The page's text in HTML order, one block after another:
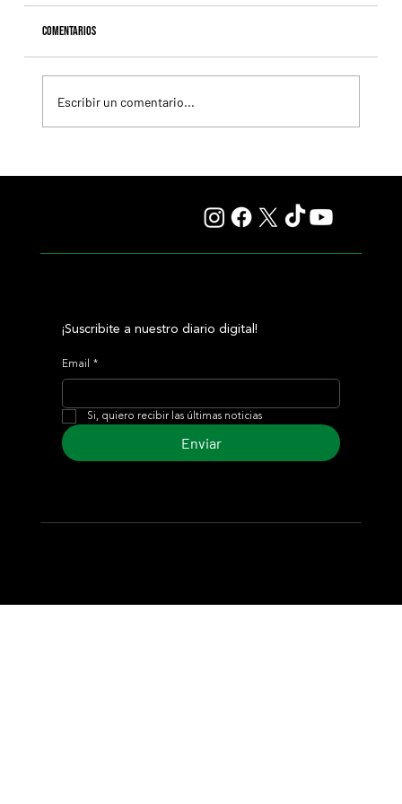
Comentarios
Escribir un comentario...
¡Suscribite a nuestro diario digital!
Email *
Si, quiero recibir las últimas noticias
Enviar